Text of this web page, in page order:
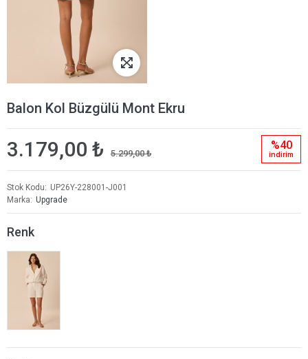
Balon Kol Büzgülü Mont Ekru
3.179,00 ₺ 5.299,00 ₺
%40
i̇ndi̇ri̇m
Stok Kodu
UP26Y-228001-J001
Marka
Upgrade
Renk